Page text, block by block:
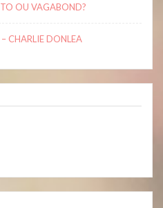
OU VAGABOND?
CHARLIE DONLEA